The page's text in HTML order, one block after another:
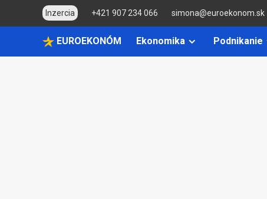
Inzercia +421 907 234 066 simona@euroekonom.sk
EUROEKONÓM Ekonomika Podnikanie